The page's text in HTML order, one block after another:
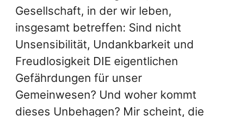
Gesellschaft, in der wir leben,
insgesamt betreffen: Sind nicht
Unsensibilität, Undankbarkeit und
Freudlosigkeit DIE eigentlichen
Gefährdungen für unser
Gemeinwesen? Und woher kommt
dieses Unbehagen? Mir scheint, die